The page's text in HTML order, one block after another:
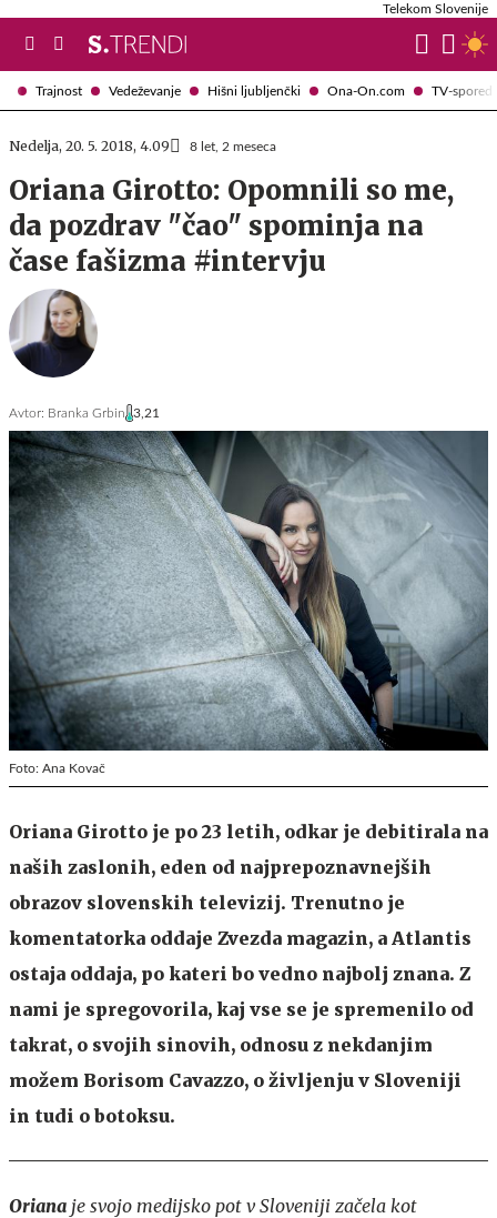
Trajnost Vedeževanje Hišni ljubljenčki Ona-On.com TV-spored
Telekom Slovenije
Nedelja, 20. 5. 2018, 4.09 8 let, 2 meseca
Oriana Girotto: Opomnili so me,
da pozdrav "čao" spominja na
čase fašizma #intervju
Avtor: Branka Grbin 3,21
Foto: Ana Kovač
Oriana Girotto je po 23 letih, odkar je debitirala na
naših zaslonih, eden od najprepoznavnejših
obrazov slovenskih televizij. Trenutno je
komentatorka oddaje Zvezda magazin, a Atlantis
ostaja oddaja, po kateri bo vedno najbolj znana. Z
nami je spregovorila, kaj vse se je spremenilo od
takrat, o svojih sinovih, odnosu z nekdanjim
možem Borisom Cavazzo, o življenju v Sloveniji
in tudi o botoksu.
Oriana je svojo medijsko pot v Sloveniji začela kot